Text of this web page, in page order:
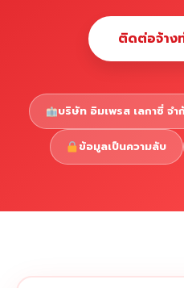
Copyright © 2026 รับท
ติดต่อจ้าง
บริษัท อิมเพรส เลกาซี่ จำ
ข้อมูลเป็นความลับ